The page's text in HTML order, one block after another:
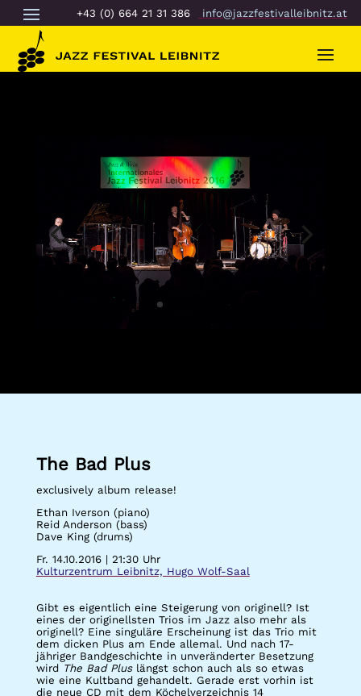
+43 (0) 664 21 31 386 info@jazzfestivalleibnitz.at
The Bad Plus
exclusively album release!
Ethan Iverson (piano)
Reid Anderson (bass)
Dave King (drums)
Fr. 14.10.2016 | 21:30 Uhr
Kulturzentrum Leibnitz, Hugo Wolf-Saal
Gibt es eigentlich eine Steigerung von originell? Ist
eines der originellsten Trios im Jazz also mehr als
originell? Eine singuläre Erscheinung ist das Trio mit
dem dicken Plus am Ende allemal. Und nach 17-
jähriger Bandgeschichte in unveränderter Besetzung
wird The Bad Pluslängst schon auch als so etwas
wie eine Kultband gehandelt. Gerade erst vorhin ist
die neue CD mit dem Köchelverzeichnis 14